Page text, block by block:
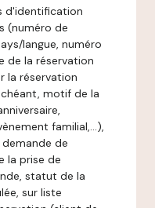
d'identification
(numéro de
langue, numéro
de la réservation
la réservation
motif de la
familial,…),
de
la prise de
statut de la
sur liste